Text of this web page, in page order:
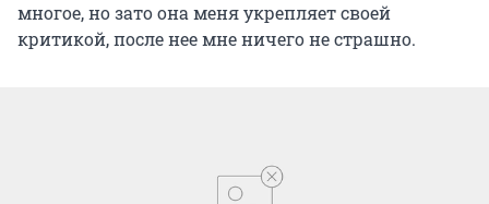
многое, но зато она меня укрепляет своей
критикой, после нее мне ничего не страшно.